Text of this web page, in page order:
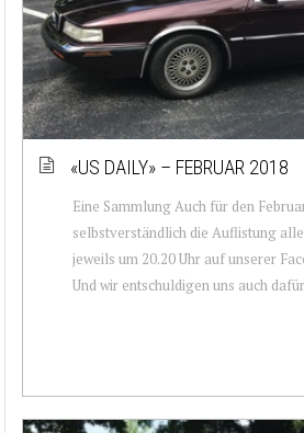
«US DAILY» – FEBRUAR 2018
Eine Sammlung Auch für den
selbstverständlich die Auflistung
jeweils um 20.20 Uhr auf unserer
Und wir entschuldigen uns auch